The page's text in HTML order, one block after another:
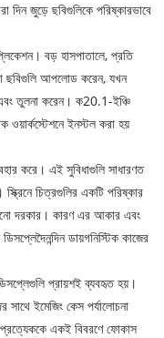
দিন জুড়ে ছবিগুলিকে পরিষ্কারভাবে
বড় হাসপাতালে, প্রতি
ছবিগুলি আপলোড করেন, যখন
এবং তুলনা করেন। ক20.1-ইঞ্চি
ওয়ার্কস্টেশনে ইনস্টল করা হয়
করে। এই সুবিধাগুলি সাধারণত
চিত্রগুলির একটি পরিষ্কার
দরকার। কারণ এর আকার এবং
দৈনন্দিন ডায়গনিস্টিক কাজের
প্রায়শই ব্যবহৃত হয়।
ইমেজিং কেস পর্যালোচনা
প্রত্যেককে একই বিবরণে ফোকাস